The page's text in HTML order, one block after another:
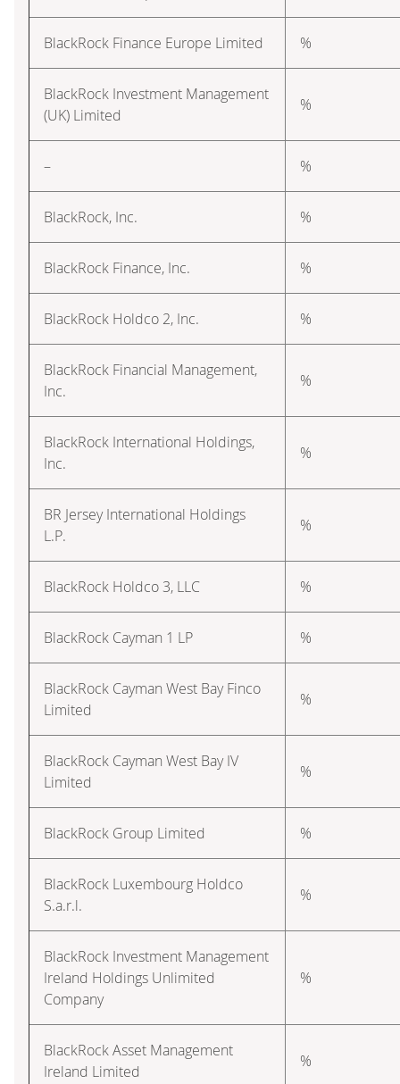
BlackRock Finance Europe Limited %
BlackRock Investment Management
(UK) Limited
%
– %
BlackRock, Inc. %
BlackRock Finance, Inc. %
BlackRock Holdco 2, Inc. %
BlackRock Financial Management,
Inc.
%
BlackRock International Holdings,
Inc.
%
BR Jersey International Holdings
L.P.
%
BlackRock Holdco 3, LLC %
BlackRock Cayman 1 LP %
BlackRock Cayman West Bay Finco
Limited
%
BlackRock Cayman West Bay IV
Limited
%
BlackRock Group Limited %
BlackRock Luxembourg Holdco
S.a.r.l.
%
BlackRock Investment Management
Ireland Holdings Unlimited
Company
%
BlackRock Asset Management
Ireland Limited
%